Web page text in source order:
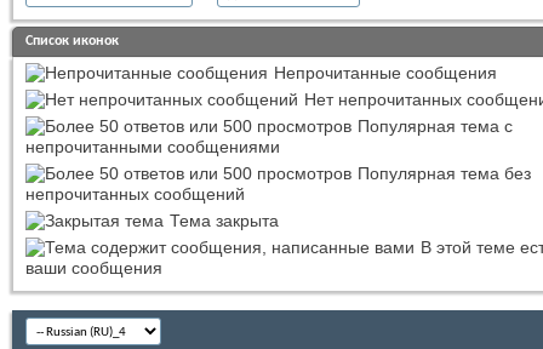
Список иконок
Непрочитанные сообщения
Нет непрочитанных
Популярная тема с
непрочитанными сообщениями
Популярная тема без
непрочитанных сообщений
Тема закрыта
В этой теме
ваши сообщения